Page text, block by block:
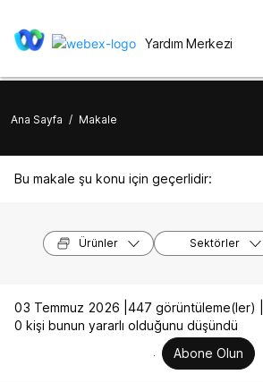
Yardım Merkezi
Ana Sayfa / Makale
Bu makale şu konu için geçerlidir:
Ürünler Sektörler
03 Temmuz 2026 | 447 görüntüleme(ler) |
0 kişi bunun yararlı olduğunu düşündü
Abone Olun